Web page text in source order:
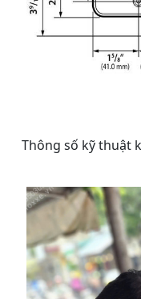
Thông số kỹ thuật